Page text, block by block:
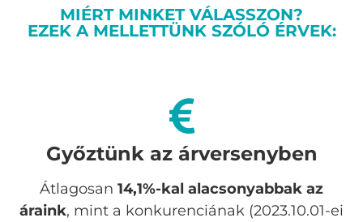
MIÉRT MINKET VÁLASSZON?
EZEK A MELLETTÜNK SZÓLÓ ÉRVEK:
Győztünk az árversenyben
Átlagosan 14,1%-kal alacsonyabbak az
áraink, mint a konkurenciának (2023.10.01-ei